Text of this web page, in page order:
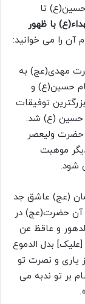
تا
با ظهور
آن را می خوانید:
مهدی(عج) به
حسین(ع) و
توفیقات
حسین (ع) شد.
حضرت ولیعصر
موهبت
‏شود.
(عج) عاشق جد
آن حضرت(عج) در
و عاقظ عن
بدل الدموع
یاری و نصرت تو
بر تو ندبه می‏
.